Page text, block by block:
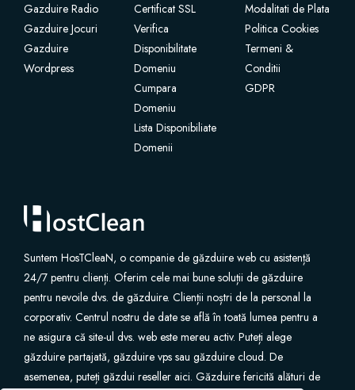
Aplicatii Mobil
SSL Certificates
Website Backup
VPN
SEO Tools
Gazduire Radio
Gazduire Jocuri
Gazduire
Wordpress
Certificat SSL
Verifica
Disponibilitate
Domeniu
Cumpara
Domeniu
Lista Disponibiliate
Domenii
Modalitati de Plata
Politica Cookies
Termeni &
Conditii
GDPR
Suntem HosTCleaN, o companie de găzduire web cu asistență
24/7 pentru clienți. Oferim cele mai bune soluții de găzduire
pentru nevoile dvs. de găzduire. Clienții noștri de la personal la
corporativ. Centrul nostru de date se află în toată lumea pentru a
ne asigura că site-ul dvs. web este mereu activ. Puteți alege
găzduire partajată, găzduire vps sau găzduire cloud. De
asemenea, puteți găzdui reseller aici. Găzduire fericită alături de